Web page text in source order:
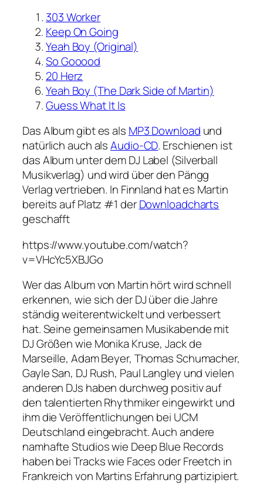
303 Worker
Keep On Going
Yeah Boy (Original)
So Gooood
20 Herz
Yeah Boy (The Dark Side of Martin)
Guess What It Is
Das Album gibt es als MP3 Download und
natürlich auch alsAudio-CD. Erschienen ist
das Album unter dem DJ Label (Silverball
Musikverlag) und wird über den Pängg
Verlag vertrieben. In Finnland hat es Martin
bereits auf Platz #1 derDownloadcharts
geschafft
https://www.youtube.com/watch?
v=VHcYc5XBJGo
Wer das Album von Martin hört wird schnell
erkennen, wie sich der DJ über die Jahre
ständig weiterentwickelt und verbessert
hat. Seine gemeinsamen Musikabende mit
DJ Größen wie Monika Kruse, Jack de
Marseille, Adam Beyer, Thomas Schumacher,
Gayle San, DJ Rush, Paul Langley und vielen
anderen DJs haben durchweg positiv auf
den talentierten Rhythmiker eingewirkt und
ihm die Veröffentlichungen bei UCM
Deutschland eingebracht. Auch andere
namhafte Studios wie Deep Blue Records
haben bei Tracks wie Faces oder Freetch in
Frankreich von Martins Erfahrung partizipiert.